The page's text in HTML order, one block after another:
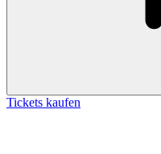
Tickets kaufen